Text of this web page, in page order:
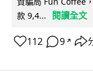
款 9,4...
閱讀全文
112 9 ↗